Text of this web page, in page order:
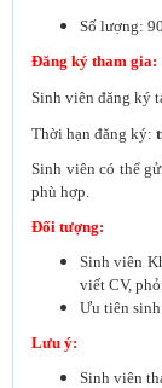
Số lượng:
Đăng ký tham gia:
Sinh viên đăng ký
Thời hạn đăng ký:
Sinh viên có thể
phù hợp.
Đối tượng:
Sinh viên
viết CV,
Ưu tiên
Lưu ý:
Sinh viên